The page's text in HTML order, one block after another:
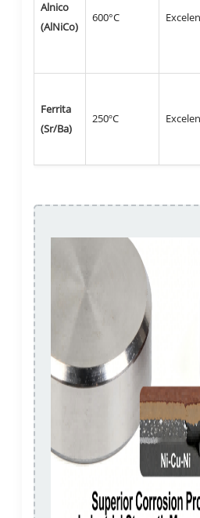
Alnico
(AlNiCo)
600°C
Ferrita
(Sr/Ba)
250ºC